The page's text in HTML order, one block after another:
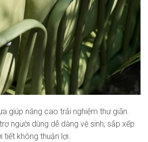
giúp nâng cao trải nghiệm thư giãn.
người dùng dễ dàng vệ sinh, sắp xếp
không thuận lợi.